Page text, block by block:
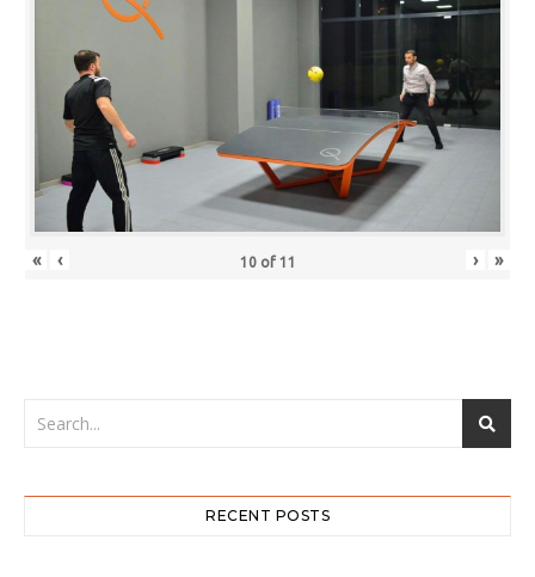
« ‹ 10of 11 › »
RECENT POSTS